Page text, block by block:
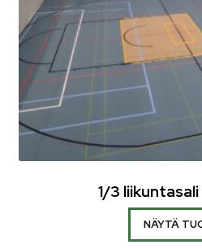
1/3
NÄYTÄ